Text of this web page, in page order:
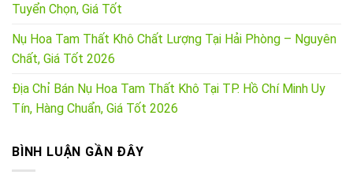
Tuyển Chọn, Giá Tốt
Nụ Hoa Tam Thất Khô Chất Lượng Tại Hải Phòng – Nguyên
Chất, Giá Tốt 2026
Địa Chỉ Bán Nụ Hoa Tam Thất Khô Tại TP. Hồ Chí Minh Uy
Tín, Hàng Chuẩn, Giá Tốt 2026
BÌNH LUẬN GẦN ĐÂY